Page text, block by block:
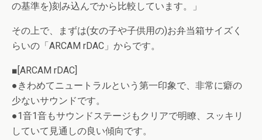
の基準を)刻み込んでから比較しています。」
その上で、まずは(女の子や子供用の)お弁当箱サイズく
らいの「ARCAM rDAC」からです。
■[ARCAM rDAC]
●きわめてニュートラルという第一印象で、非常に癖の
少ないサウンドです。
●1音1音もサウンドステージもクリアで明瞭、スッキリ
していて見通しの良い傾向です。